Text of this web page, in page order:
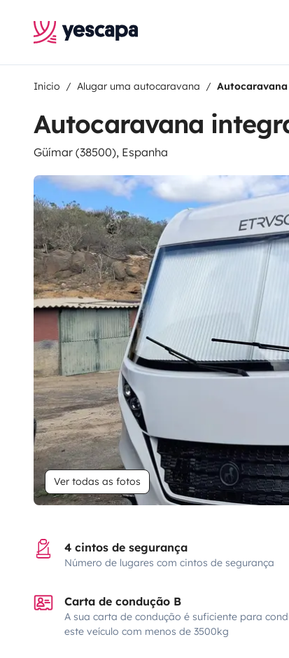
Inicio Alugar uma autocaravana
Autocaravana
Güímar (38500), Espanha
Ver todas as fotos
4 cintos de segurança
Número de lugares com cintos de segurança
Carta de condução B
A sua carta de condução é suficiente para
este veículo com menos de 3500kg